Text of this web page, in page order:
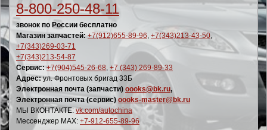
8-800-250-48-11
звонок по России бесплатно
Магазин запчастей: +7(912)655-89-96, +7(343)213-43-50,
+7(343)269-03-71
+7(343)213-54-87
Сервис: +7(904)545-26-68, +7 (343) 269-89-33
Адрес:ул. Фронтовых бригад 33Б
Электронная почта (запчасти) oooks@bk.ru,
Электронная почта (сервис) oooks-master@bk.ru
МЫ ВКОНТАКТЕ: vk.com/autochina
Мессенджер MAX: +7-912-655-89-96